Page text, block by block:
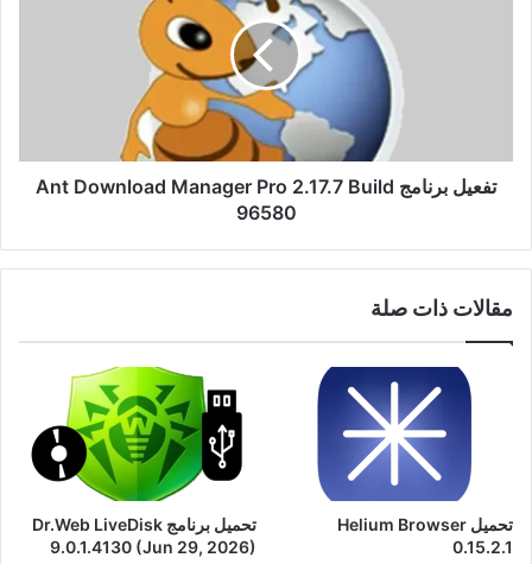
96580
تفعيل برنامج Ant Download Manager Pro 2.17.7 Build
96580
مقالات ذات صلة
تحميل Helium Browser
0.15.2.1
تحميل برنامج Dr.Web LiveDisk
9.0.1.4130 (Jun 29, 2026)